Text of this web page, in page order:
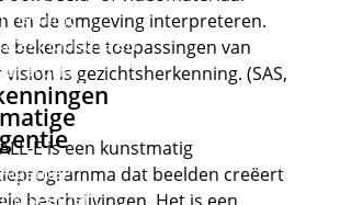
en
en de omgeving interpreteren.
bekendste toepassingen van
is gezichtsherkenning. (SAS,
E is een kunstmatig
dat beelden creëert